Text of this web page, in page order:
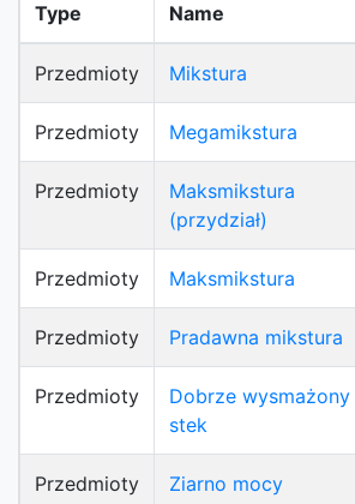
Type Name
Przedmioty Mikstura
Przedmioty Megamikstura
Przedmioty
Maksmikstura
(przydział)
Przedmioty Maksmikstura
Przedmioty Pradawna mikstura
Przedmioty
Dobrze wysmażony
stek
Przedmioty Ziarno mocy